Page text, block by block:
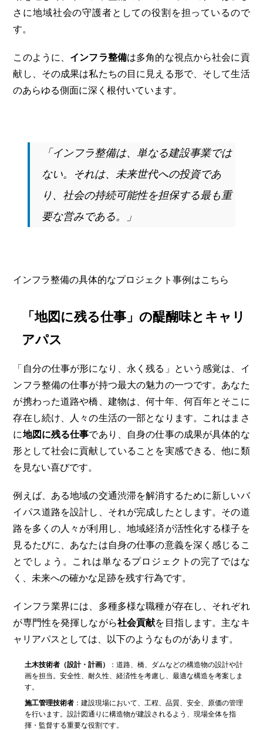
さに地域社会の守護者としての役割を担っているので
す。
このように、 インフラ整備は多角的な視点から社会に貢
献し、その成果は私たちの目に見える形で、そして生活
のあらゆる側面に深く根付いています。
「インフラ整備は、単なる建設事業では
ない。それは、未来世代への投資であ
り、社会の持続可能性を担保する最も重
要な営みである。」
インフラ整備の具体的なプロジェクト事例はこちら
「地図に残る仕事」の醍醐味とキャリ
アパス
「自分の仕事が形になり、永く残る」という感覚は、イ
ンフラ整備の仕事が持つ最大の魅力の一つです。あなた
が携わった道路や橋、建物は、何十年、何百年とそこに
存在し続け、人々の生活の一部となります。これはまさ
に地図に残る仕事であり、自身の仕事の成果が具体的な
形として社会に貢献していることを実感できる、他に類
を見ない喜びです。
例えば、ある地域の交通渋滞を解消するために新しいバ
イパス道路を設計し、それが完成したとします。その道
路を多くの人々が利用し、地域経済が活性化する様子を
見るたびに、あなたは自身の仕事の意義を深く感じるこ
とでしょう。これは単なるプロジェクトの完了ではな
く、未来への確かな足跡を残す行為です。
インフラ業界には、多種多様な職種が存在し、それぞれ
が専門性を発揮しながら社会貢献を目指します。主なキ
ャリアパスとしては、以下のようなものがあります。
土木技術者（設計・計画）
：道路、橋、ダムなどの構造物の設計や計
画を担当。安全性、耐久性、経済性を考慮し、最適な構造を考案しま
す。
施工管理技術者 ：建設現場において、工程、品質、安全、原価の管理
を行います。設計図通りに構造物が建設されるよう、現場全体を指
揮・監督する重要な役割です。